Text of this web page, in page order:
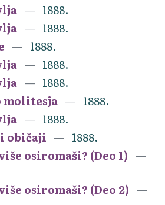
1888.
1888.
1888.
1888.
1888.
molitesja
1888.
1888.
običaji
1888.
osiromaši? (Deo 1)
osiromaši? (Deo 2)